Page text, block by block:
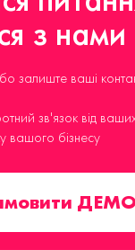
з нами
залиште ваші
зв'язок від ваших
вашого бізнесу
ДЕМО